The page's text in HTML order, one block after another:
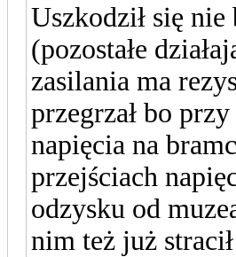
Uszkodził się
(pozostałe
zasilania ma
przegrzał bo
napięcia na
przejściach
odzysku od
nim też już